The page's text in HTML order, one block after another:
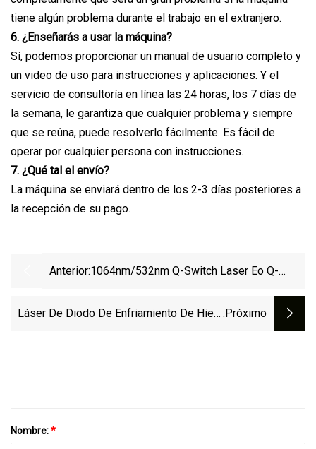
tiene algún problema durante el trabajo en el extranjero.
6. ¿Enseñarás a usar la máquina?
Sí, podemos proporcionar un manual de usuario completo y
un video de uso para instrucciones y aplicaciones. Y el
servicio de consultoría en línea las 24 horas, los 7 días de
la semana, le garantiza que cualquier problema y siempre
que se reúna, puede resolverlo fácilmente. Es fácil de
operar por cualquier persona con instrucciones.
7. ¿Qué tal el envío?
La máquina se enviará dentro de los 2-3 días posteriores a
la recepción de su pago.
Anterior:1064nm/532nm Q-Switch Laser Eo Q-
Eliminación De Tatuajes HS-290 Apolo
Láser De Diodo De Enfriamiento De Hielo :próximo
Nombre:*